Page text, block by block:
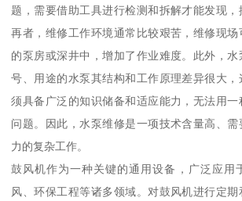
题，需要借助工具进行检测和拆解才能发现，
再者，维修工作环境通常比较艰苦，维修现
的泵房或深井中，增加了作业难度。此外，
号、用途的水泵其结构和工作原理差异很大
须具备广泛的知识储备和适应能力，无法用
问题。因此，水泵维修是一项技术含量高、
力的复杂工作。
鼓风机作为一种关键的通用设备，广泛应用
风、环保工程等诸多领域。对鼓风机进行定